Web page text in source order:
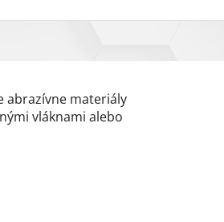
abrazívne materiály
vláknami alebo